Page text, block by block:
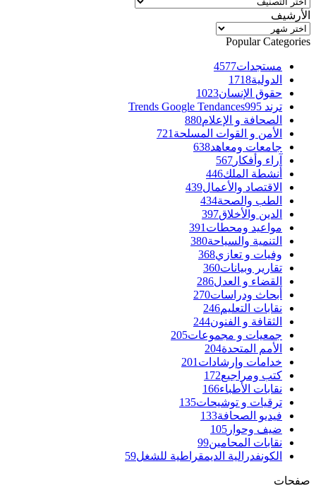
الأرشيف
الأرشيف
Popular Categories
مستجدات4577
الدولية1718
حقوق الإنسان1023
ترند Trends Google Tendances 995
الصحافة و الإعلام880
الأمن و القوات المسلحة 721
جامعات ومعاهد638
آراء وأفكار 567
أنشطة الملك446
الاقتصاد والأعمال439
الطب والصحة434
الدين والأخلاق397
مواعيد ومحطات 391
التنمية والسياحة380
وفيات و تعازي368
تقارير وبيانات360
القضاء و العدل286
أبحاث ودراسات270
نقابات التعليم246
الثقافة و الفنون244
جمعيات و مجموعات205
الأمم المتحدة204
خدامات وإرشادات 201
كتب ومراجيع172
نقابات الأطباء166
ترقيات و توشيحات135
فيديو الصحافة133
ضيف وحوار 105
نقابات المحامين99
الكونفدرالية الديمقراطية للشغل59
صفحات